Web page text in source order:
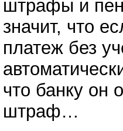
штрафы и
значит, что
платеж без
что банку он
штраф…